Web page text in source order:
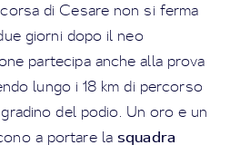
di Cesare non si ferma
giorni dopo il neo
partecipa anche alla prova
lungo i 18 km di percorso
del podio. Un oro e un
a portare la squadra